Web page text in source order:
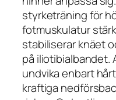
styrketräning för
fotmuskulatur
stabiliserar knäet
på iliotibialbandet.
undvika enbart
kraftiga